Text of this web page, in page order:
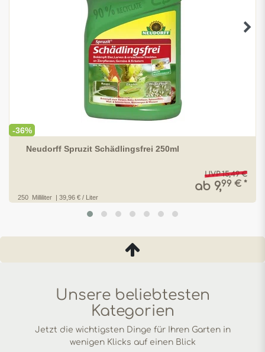
-36%
Neudorff Spruzit Schädlingsfrei 250ml
UVP 15,49 €
ab 9,99 € *
250 Milliliter | 39,96 € / Liter
Unsere beliebtesten
Kategorien
Jetzt die wichtigsten Dinge für Ihren Garten in
wenigen Klicks auf einen Blick